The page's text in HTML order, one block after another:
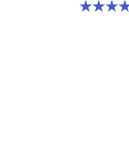
4.7 จาก 5 ดาว 302 รีวิว